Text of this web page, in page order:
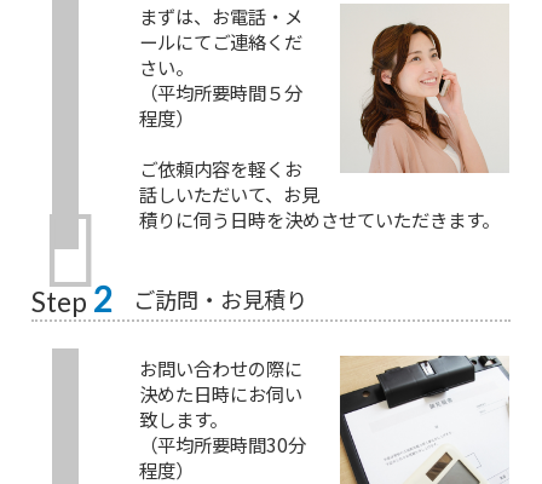
まずは、お電話・メ
ールにてご連絡くだ
さい。
（平均所要時間５分
程度）
ご依頼内容を軽くお
話しいただいて、お見
積りに伺う日時を決めさせていただきます。
Step 2 ご訪問・お見積り
お問い合わせの際に
決めた日時にお伺い
致します。
（平均所要時間30分
程度）